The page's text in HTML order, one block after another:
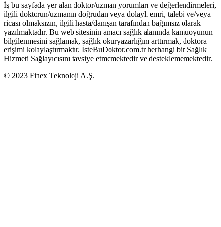
İş bu sayfada yer alan doktor/uzman yorumları ve değerlendirmeleri,
ilgili doktorun/uzmanın doğrudan veya dolaylı emri, talebi ve/veya
ricası olmaksızın, ilgili hasta/danışan tarafından bağımsız olarak
yazılmaktadır. Bu web sitesinin amacı sağlık alanında kamuoyunun
bilgilenmesini sağlamak, sağlık okuryazarlığını arttırmak, doktora
erişimi kolaylaştırmaktır. İsteBuDoktor.com.tr herhangi bir Sağlık
Hizmeti Sağlayıcısını tavsiye etmemektedir ve desteklememektedir.
© 2023 Finex Teknoloji A.Ş.